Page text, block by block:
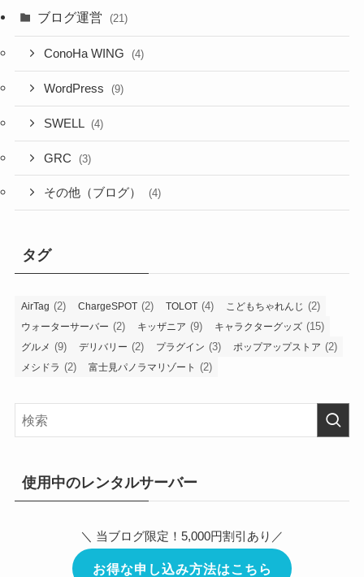
ブログ運営 (21)
ConoHa WING (4)
WordPress (9)
SWELL (4)
GRC (3)
その他（ブログ） (4)
タグ
AirTag (2) ChargeSPOT (2) TOLOT (4) こどもちゃれんじ (2)
ウォーターサーバー (2) キッザニア (9) キャラクターグッズ (15)
グルメ (9) デリバリー (2) プラグイン (3) ポップアップストア (2)
メシドラ (2) 富士見パノラマリゾート (2)
使用中のレンタルサーバー
＼ 当ブログ限定！5,000円割引あり／
お得な申し込み方法はこちら